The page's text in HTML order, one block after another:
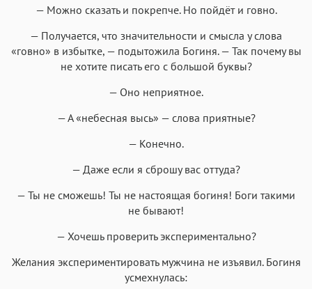
— Можно сказать и покрепче. Но пойдёт и говно.
— Получается, что значительности и смысла у слова
«говно» в избытке, — подытожила Богиня. — Так почему вы
не хотите писать его с большой буквы?
— Оно неприятное.
— А «небесная высь» — слова приятные?
— Конечно.
— Даже если я сброшу вас оттуда?
— Ты не сможешь! Ты не настоящая богиня! Боги такими
не бывают!
— Хочешь проверить экспериментально?
Желания экспериментировать мужчина не изъявил. Богиня
усмехнулась: